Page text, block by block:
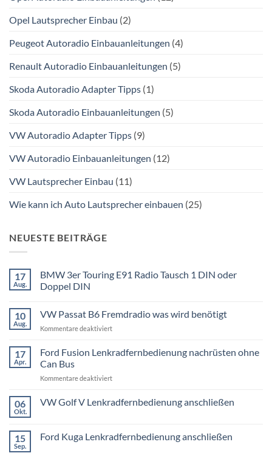
Opel Lautsprecher Einbau (2)
Peugeot Autoradio Einbauanleitungen (4)
Renault Autoradio Einbauanleitungen (5)
Skoda Autoradio Adapter Tipps (1)
Skoda Autoradio Einbauanleitungen (5)
VW Autoradio Adapter Tipps (9)
VW Autoradio Einbauanleitungen (12)
VW Lautsprecher Einbau (11)
Wie kann ich Auto Lautsprecher einbauen (25)
NEUESTE BEITRÄGE
17
Aug.
BMW 3er Touring E91 Radio Tausch 1 DIN oder
Doppel DIN
zu
3er
Radio
Tausch
1
DIN
DIN
10
Aug.
VW Passat B6 Fremdradio was wird benötigt
Kommentare deaktiviertfür
Passat
was
benötigt
17
Apr.
Ford Fusion Lenkradfernbedienung nachrüsten ohne
Can Bus
Kommentare deaktiviertfür
Fusion
Lenkradfernbedienung
Can
06
Okt.
VW Golf V Lenkradfernbedienung anschließen
VW
15
Sep.
Ford Kuga Lenkradfernbedienung anschließen